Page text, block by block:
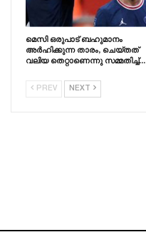
മെസി ഒരുപാട് ബഹുമാനം
അർഹിക്കുന്ന താരം, ചെയ്‌തത്‌
വലിയ തെറ്റാണെന്നു സമ്മതിച്ച്…
PREV NEXT